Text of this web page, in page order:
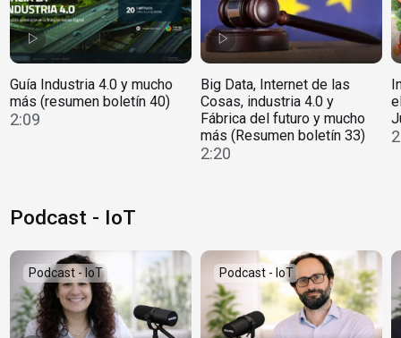
Guía Industria 4.0 y mucho
más (resumen boletín 40)
2:09
Big Data, Internet de las
Cosas, industria 4.0 y
Fábrica del futuro y mucho
más (Resumen boletín 33)
2:20
Podcast - IoT
Podcast - IoT Podcast - IoT